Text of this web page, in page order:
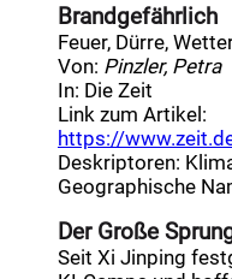
Brandgefährlich
Feuer, Dürre,
Von: Pinzler, Petra
In: Die Zeit
Link zum Artikel:
https://
Deskriptoren:
Geographische
Der Große
Seit Xi Jinping